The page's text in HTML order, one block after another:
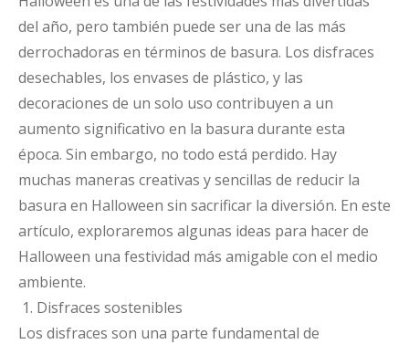
del año, pero también puede ser una de las más
derrochadoras en términos de basura. Los disfraces
desechables, los envases de plástico, y las
decoraciones de un solo uso contribuyen a un
aumento significativo en la basura durante esta
época. Sin embargo, no todo está perdido. Hay
muchas maneras creativas y sencillas de reducir la
basura en Halloween sin sacrificar la diversión. En este
artículo, exploraremos algunas ideas para hacer de
Halloween una festividad más amigable con el medio
ambiente.
1. Disfraces sostenibles
Los disfraces son una parte fundamental de